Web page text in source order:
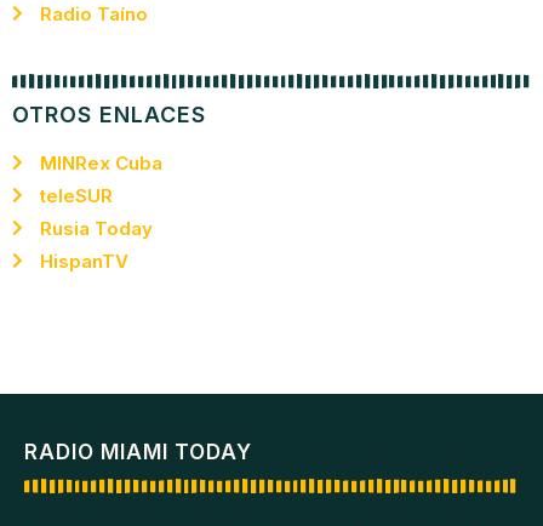
Radio Taíno
OTROS ENLACES
MINRex Cuba
teleSUR
Rusia Today
HispanTV
RADIO MIAMI TODAY